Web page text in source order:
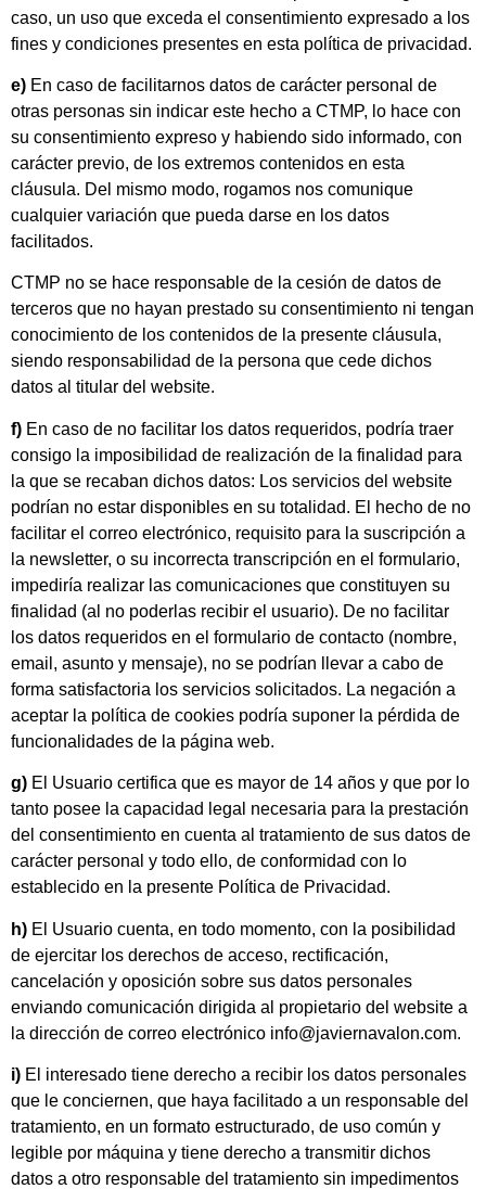
caso, un uso que exceda el consentimiento expresado a los
fines y condiciones presentes en esta política de privacidad.
e) En caso de facilitarnos datos de carácter personal de
otras personas sin indicar este hecho a CTMP, lo hace con
su consentimiento expreso y habiendo sido informado, con
carácter previo, de los extremos contenidos en esta
cláusula. Del mismo modo, rogamos nos comunique
cualquier variación que pueda darse en los datos
facilitados.
CTMP no se hace responsable de la cesión de datos de
terceros que no hayan prestado su consentimiento ni tengan
conocimiento de los contenidos de la presente cláusula,
siendo responsabilidad de la persona que cede dichos
datos al titular del website.
f) En caso de no facilitar los datos requeridos, podría traer
consigo la imposibilidad de realización de la finalidad para
la que se recaban dichos datos: Los servicios del website
podrían no estar disponibles en su totalidad. El hecho de no
facilitar el correo electrónico, requisito para la suscripción a
la newsletter, o su incorrecta transcripción en el formulario,
impediría realizar las comunicaciones que constituyen su
finalidad (al no poderlas recibir el usuario). De no facilitar
los datos requeridos en el formulario de contacto (nombre,
email, asunto y mensaje), no se podrían llevar a cabo de
forma satisfactoria los servicios solicitados. La negación a
aceptar la política de cookies podría suponer la pérdida de
funcionalidades de la página web.
g) El Usuario certifica que es mayor de 14 años y que por lo
tanto posee la capacidad legal necesaria para la prestación
del consentimiento en cuenta al tratamiento de sus datos de
carácter personal y todo ello, de conformidad con lo
establecido en la presente Política de Privacidad.
h) El Usuario cuenta, en todo momento, con la posibilidad
de ejercitar los derechos de acceso, rectificación,
cancelación y oposición sobre sus datos personales
enviando comunicación dirigida al propietario del website a
la dirección de correo electrónico info@javiernavalon.com.
i) El interesado tiene derecho a recibir los datos personales
que le conciernen, que haya facilitado a un responsable del
tratamiento, en un formato estructurado, de uso común y
legible por máquina y tiene derecho a transmitir dichos
datos a otro responsable del tratamiento sin impedimentos